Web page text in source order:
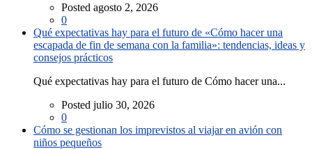
Posted agosto 2, 2026
0
Qué expectativas hay para el futuro de «Cómo hacer una
escapada de fin de semana con la familia»: tendencias, ideas y
consejos prácticos
Qué expectativas hay para el futuro de Cómo hacer una...
Posted julio 30, 2026
0
Cómo se gestionan los imprevistos al viajar en avión con
niños pequeños